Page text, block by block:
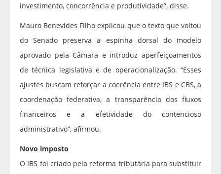
investimento, concorrência e produtividade”, disse.
Mauro Benevides Filho explicou que o texto que voltou
do Senado preserva a espinha dorsal do modelo
aprovado pela Câmara e introduz aperfeiçoamentos
de técnica legislativa e de operacionalização. “Esses
ajustes buscam reforçar a coerência entre IBS e CBS, a
coordenação federativa, a transparência dos fluxos
financeiros e a efetividade do contencioso
administrativo”, afirmou.
Novo imposto
O IBS foi criado pela reforma tributária para substituir